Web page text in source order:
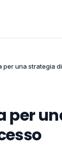
per una strategia
per